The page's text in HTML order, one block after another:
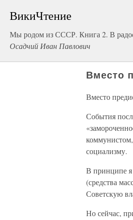
ВикиЧтение
Мы родом из СССР. Книга 2. В
Осадчий Иван Павлович
Вместо
Вместо
События
социализму.
В принципе
(средства
Советскую
Но сейчас,